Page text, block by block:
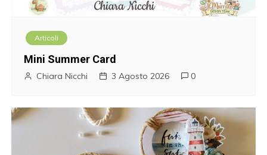
Articoli
Mini Summer Card
Chiara Nicchi 3 Agosto 2026 0